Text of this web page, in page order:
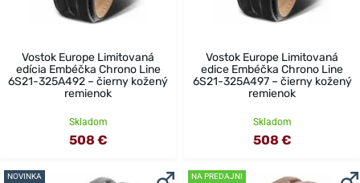
Vostok Europe Limitovaná
edícia Embéčka Chrono Line
6S21-325A492 – čierny kožený
remienok
Skladom
508 €
Vostok Europe Limitovaná
edice Embéčka Chrono Line
6S21-325A497 – čierny kožený
remienok
Skladom
508 €
NOVINKA
NA PREDAJNI